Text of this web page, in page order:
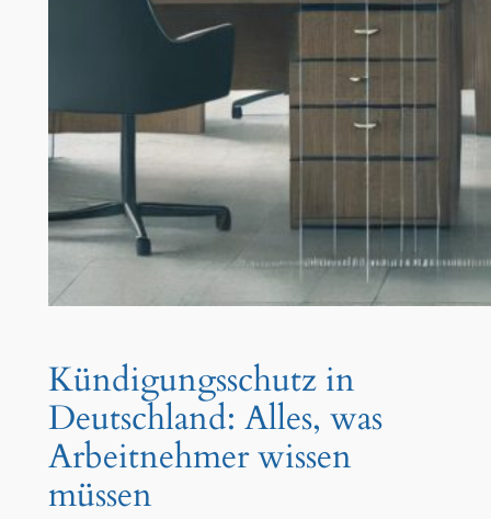
Kündigungsschutz in
Deutschland: Alles, was
Arbeitnehmer wissen
müssen